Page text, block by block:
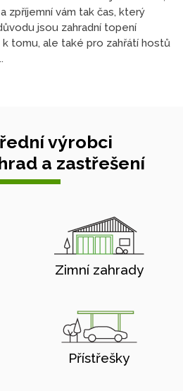
zpříjemní vám tak čas, který
jsou zahradní topení
k tomu, ale také pro zahřátí hostů
výrobci
a zastřešení
Zimní zahrady
Přístřešky